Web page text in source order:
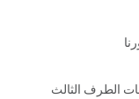
الطرف الثالث